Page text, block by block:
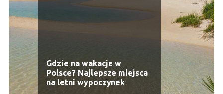
Gdzie na wakacje w
Polsce? Najlepsze miejsca
na letni wypoczynek